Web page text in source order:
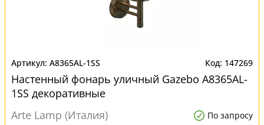
A8365AL-1SS 147269
Настенный фонарь уличный Gazebo A8365AL-
1SS декоративные
Arte Lamp (Италия)
По запросу